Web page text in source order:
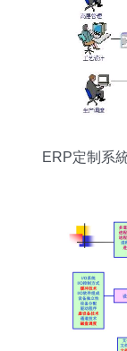
ERP定制系